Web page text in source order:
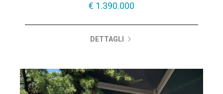
€ 1.390.000
DETTAGLI